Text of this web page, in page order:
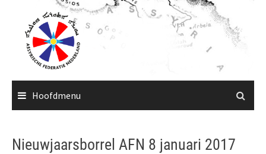
inhoud
Hoofdmenu
Nieuwjaarsborrel AFN 8 januari 2017